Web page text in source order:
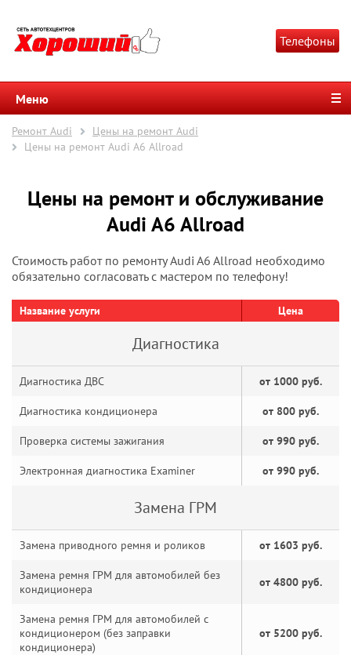
Телефоны
Меню
Ремонт Audi
Цены на ремонт Audi
Цены на ремонт Audi A6 Allroad
Цены на ремонт и обслуживание
Audi A6 Allroad
Стоимость работ по ремонту Audi A6 Allroad необходимо
обязательно согласовать с мастером по телефону!
Название услуги Цена
Диагностика
Диагностика ДВС от 1000 руб.
Диагностика кондиционера от 800 руб.
Проверка системы зажигания от 990 руб.
Электронная диагностика Examiner от 990 руб.
Замена ГРМ
Замена приводного ремня и роликов от 1603 руб.
Замена ремня ГРМ для автомобилей без
кондиционера
от 4800 руб.
Замена ремня ГРМ для автомобилей с
кондиционером (без заправки
кондиционера)
от 5200 руб.